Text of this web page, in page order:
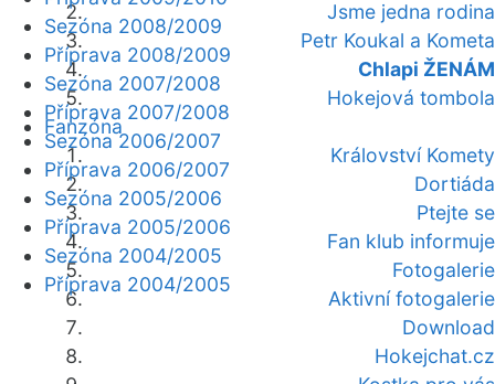
Jsme jedna rodina
Petr Koukal a Kometa
Chlapi ŽENÁM
Hokejová tombola
Fanzóna
Království Komety
Dortiáda
Ptejte se
Fan klub informuje
Fotogalerie
Aktivní fotogalerie
Download
Hokejchat.cz
Sezóna 2008/2009
Příprava 2008/2009
Sezóna 2007/2008
Příprava 2007/2008
Sezóna 2006/2007
Příprava 2006/2007
Sezóna 2005/2006
Příprava 2005/2006
Sezóna 2004/2005
Příprava 2004/2005